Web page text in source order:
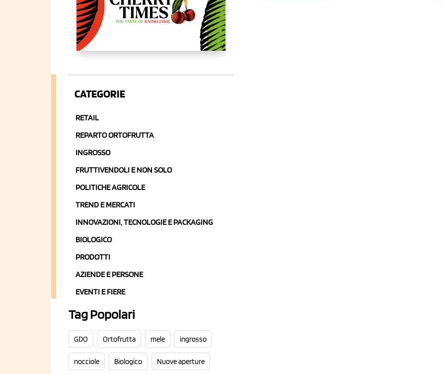
CATEGORIE
RETAIL
REPARTO ORTOFRUTTA
INGROSSO
FRUTTIVENDOLI E NON SOLO
POLITICHE AGRICOLE
TREND E MERCATI
INNOVAZIONI, TECNOLOGIE E PACKAGING
BIOLOGICO
PRODOTTI
AZIENDE E PERSONE
EVENTI E FIERE
Tag Popolari
GDO Ortofrutta mele ingrosso
nocciole Biologico Nuove aperture